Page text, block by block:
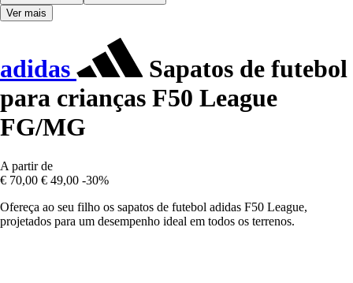
Ver mais
adidas
Sapatos de futebol
para crianças F50 League
FG/MG
A partir de
€ 70,00 € 49,00 -30%
Ofereça ao seu filho os sapatos de futebol adidas F50 League,
projetados para um desempenho ideal em todos os terrenos.